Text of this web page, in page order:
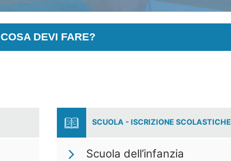
COSA DEVI FARE?
SCUOLA - ISCRIZIONE SCOLASTICHE
Scuola dell’infanzia